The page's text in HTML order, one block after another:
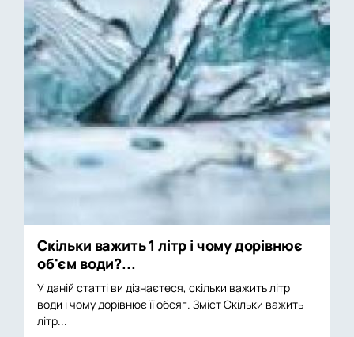
Скільки важить 1 літр і чому дорівнює
об'єм води?...
У даній статті ви дізнаєтеся, скільки важить літр
води і чому дорівнює її обсяг. Зміст Скільки важить
літр...